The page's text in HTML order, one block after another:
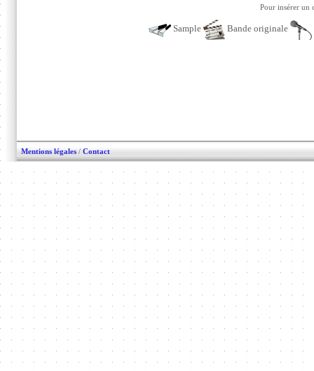
Pour insérer un
Sample Bande originale
Mentions légales / Contact